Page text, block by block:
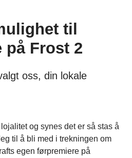
til
på Frost 2
oss, din lokale
og synes det er så stas å
til å bli med i trekningen om
egen førpremiere på